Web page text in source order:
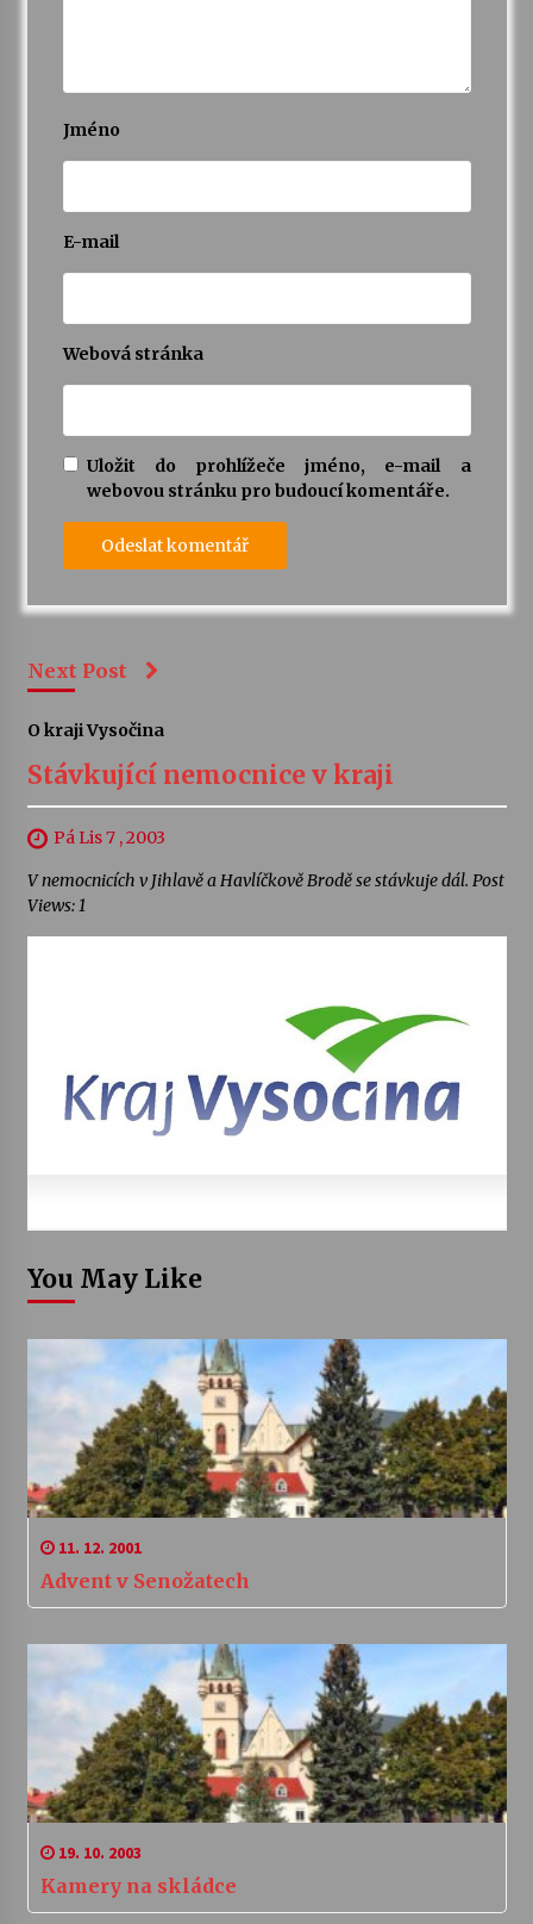
Jméno
E-mail
Webová stránka
Uložit do prohlížeče jméno, e-mail a
webovou stránku pro budoucí komentáře.
Next Post
O kraji Vysočina
Stávkující nemocnice v kraji
Pá Lis 7 , 2003
V nemocnicích v Jihlavě a Havlíčkově Brodě se stávkuje dál. Post
Views: 1
You May Like
11. 12. 2001
Advent v Senožatech
19. 10. 2003
Kamery na skládce